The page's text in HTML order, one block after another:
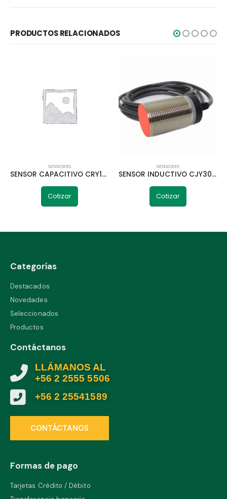
PRODUCTOS RELACIONADOS
SENSORES
SENSOR CAPACITIVO CRY18-08PC 8MM PNP NO+NC TELETRIC
Cotizar
SENSORES
SENSOR INDUCTIVO CJY30E-10NC 10MM NPN NO+NC TELETRIC
Cotizar
Categorías
Destacados
Novedades
Seleccionados
Productos
Contáctanos
LLÁMANOS AL
+56 2 2555 5506
+56 2 25541589
CONTÁCTANOS
Formas de pago
Tarjetas Crédito / Débito